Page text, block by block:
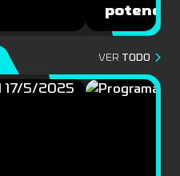
VER TODO